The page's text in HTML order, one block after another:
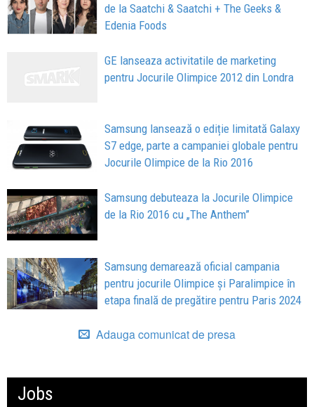
de la Saatchi & Saatchi + The Geeks &
Edenia Foods
GE lanseaza activitatile de marketing
pentru Jocurile Olimpice 2012 din Londra
Samsung lansează o ediție limitată Galaxy
S7 edge, parte a campaniei globale pentru
Jocurile Olimpice de la Rio 2016
Samsung debuteaza la Jocurile Olimpice
de la Rio 2016 cu „The Anthem”
Samsung demarează oficial campania
pentru jocurile Olimpice și Paralimpice în
etapa finală de pregătire pentru Paris 2024
Adauga comunicat de presa
Jobs